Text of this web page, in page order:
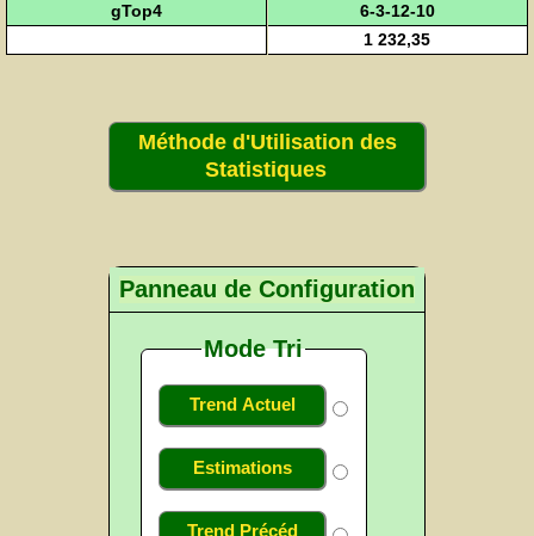
gTop4
6-3-12-10
1 232,35
Méthode d'Utilisation des
Statistiques
Panneau de Configuration
Mode Tri
Trend Actuel
Estimations
Trend Précéd